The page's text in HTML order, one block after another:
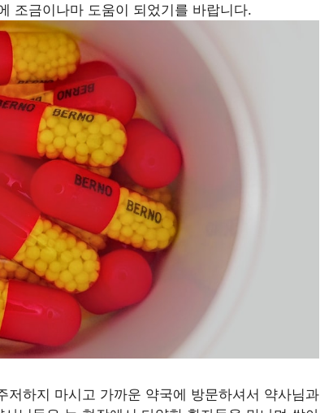
조금이나마 도움이 되었기를 바랍니다.
하지 마시고 가까운 약국에 방문하셔서 약사님과